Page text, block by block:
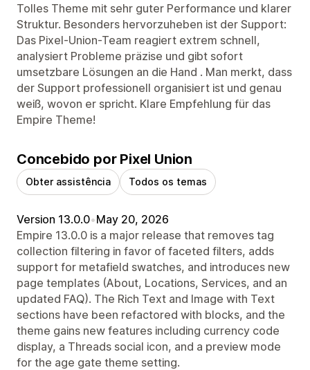
Tolles Theme mit sehr guter Performance und klarer
Struktur. Besonders hervorzuheben ist der Support:
Das Pixel-Union-Team reagiert extrem schnell,
analysiert Probleme präzise und gibt sofort
umsetzbare Lösungen an die Hand . Man merkt, dass
der Support professionell organisiert ist und genau
weiß, wovon er spricht. Klare Empfehlung für das
Empire Theme!
Concebido por Pixel Union
Obter assistência Todos os temas
Version 13.0.0•May 20, 2026
Empire 13.0.0 is a major release that removes tag
collection filtering in favor of faceted filters, adds
support for metafield swatches, and introduces new
page templates (About, Locations, Services, and an
updated FAQ). The Rich Text and Image with Text
sections have been refactored with blocks, and the
theme gains new features including currency code
display, a Threads social icon, and a preview mode
for the age gate theme setting.